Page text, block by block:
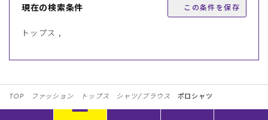
現在の検索条件 この条件を保存
トップス ,
TOP ファッション トップス シャツ/ブラウス ポロシャツ